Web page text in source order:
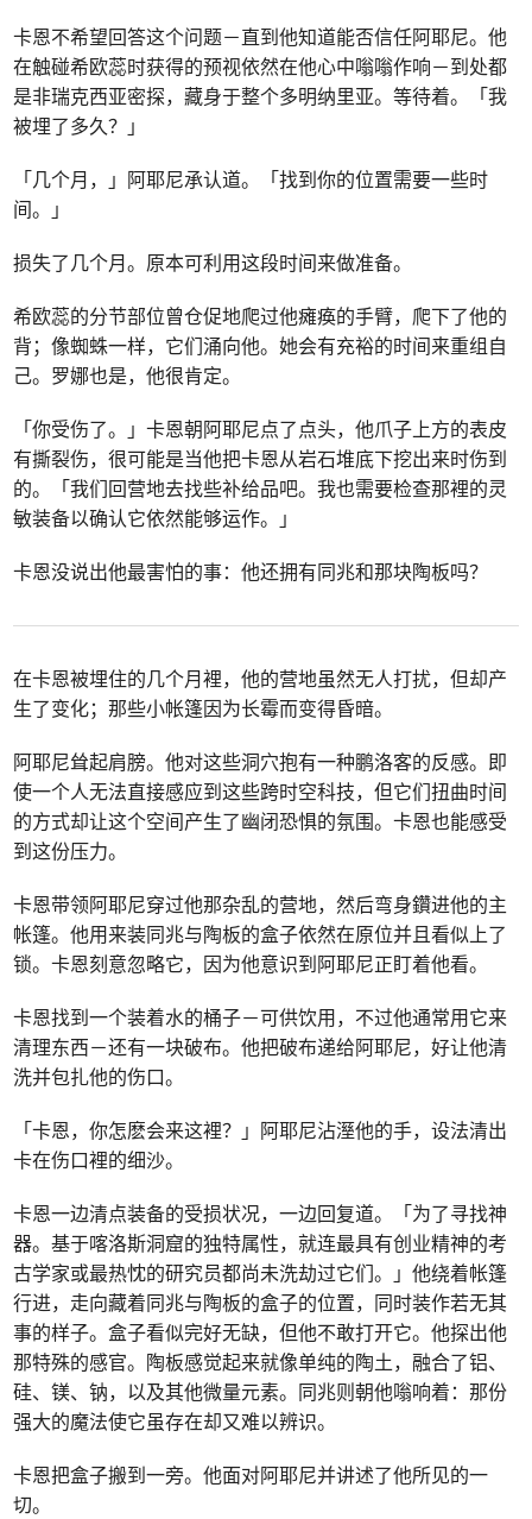
卡恩不希望回答这个问题－直到他知道能否信任阿耶尼。他
在触碰希欧蕊时获得的预视依然在他心中嗡嗡作响－到处都
是非瑞克西亚密探，藏身于整个多明纳里亚。等待着。「我
被埋了多久？」
「几个月，」阿耶尼承认道。「找到你的位置需要一些时
间。」
损失了几个月。原本可利用这段时间来做准备。
希欧蕊的分节部位曾仓促地爬过他瘫痪的手臂，爬下了他的
背；像蜘蛛一样，它们涌向他。她会有充裕的时间来重组自
己。罗娜也是，他很肯定。
「你受伤了。」卡恩朝阿耶尼点了点头，他爪子上方的表皮
有撕裂伤，很可能是当他把卡恩从岩石堆底下挖出来时伤到
的。「我们回营地去找些补给品吧。我也需要检查那裡的灵
敏装备以确认它依然能够运作。」
卡恩没说出他最害怕的事：他还拥有同兆和那块陶板吗？
在卡恩被埋住的几个月裡，他的营地虽然无人打扰，但却产
生了变化；那些小帐篷因为长霉而变得昏暗。
阿耶尼耸起肩膀。他对这些洞穴抱有一种鹏洛客的反感。即
使一个人无法直接感应到这些跨时空科技，但它们扭曲时间
的方式却让这个空间产生了幽闭恐惧的氛围。卡恩也能感受
到这份压力。
卡恩带领阿耶尼穿过他那杂乱的营地，然后弯身鑽进他的主
帐篷。他用来装同兆与陶板的盒子依然在原位并且看似上了
锁。卡恩刻意忽略它，因为他意识到阿耶尼正盯着他看。
卡恩找到一个装着水的桶子－可供饮用，不过他通常用它来
清理东西－还有一块破布。他把破布递给阿耶尼，好让他清
洗并包扎他的伤口。
「卡恩，你怎麽会来这裡？」阿耶尼沾溼他的手，设法清出
卡在伤口裡的细沙。
卡恩一边清点装备的受损状况，一边回复道。「为了寻找神
器。基于喀洛斯洞窟的独特属性，就连最具有创业精神的考
古学家或最热忱的研究员都尚未洗劫过它们。」他绕着帐篷
行进，走向藏着同兆与陶板的盒子的位置，同时装作若无其
事的样子。盒子看似完好无缺，但他不敢打开它。他探出他
那特殊的感官。陶板感觉起来就像单纯的陶土，融合了铝、
硅、镁、钠，以及其他微量元素。同兆则朝他嗡响着：那份
强大的魔法使它虽存在却又难以辨识。
卡恩把盒子搬到一旁。他面对阿耶尼并讲述了他所见的一
切。